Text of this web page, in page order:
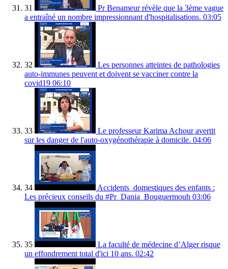
31
Pr Benameur révèle que la 3ème vague
a entraîné un nombre impressionnant d'hospitalisations. 03:05
32
Les personnes atteintes de pathologies
auto-immunes peuvent et doivent se vacciner contre la
covid19 06:10
33
Le professeur Karima Achour avertit
sur les danger de l'auto-oxygénothérapie à domicile. 04:06
34
Accidents_domestiques des enfants :
Les précieux conseils du #Pr_Dania_Bouguermouh 03:06
35
La faculté de médecine d’Alger risque
un effondrement total d'ici 10 ans. 02:42